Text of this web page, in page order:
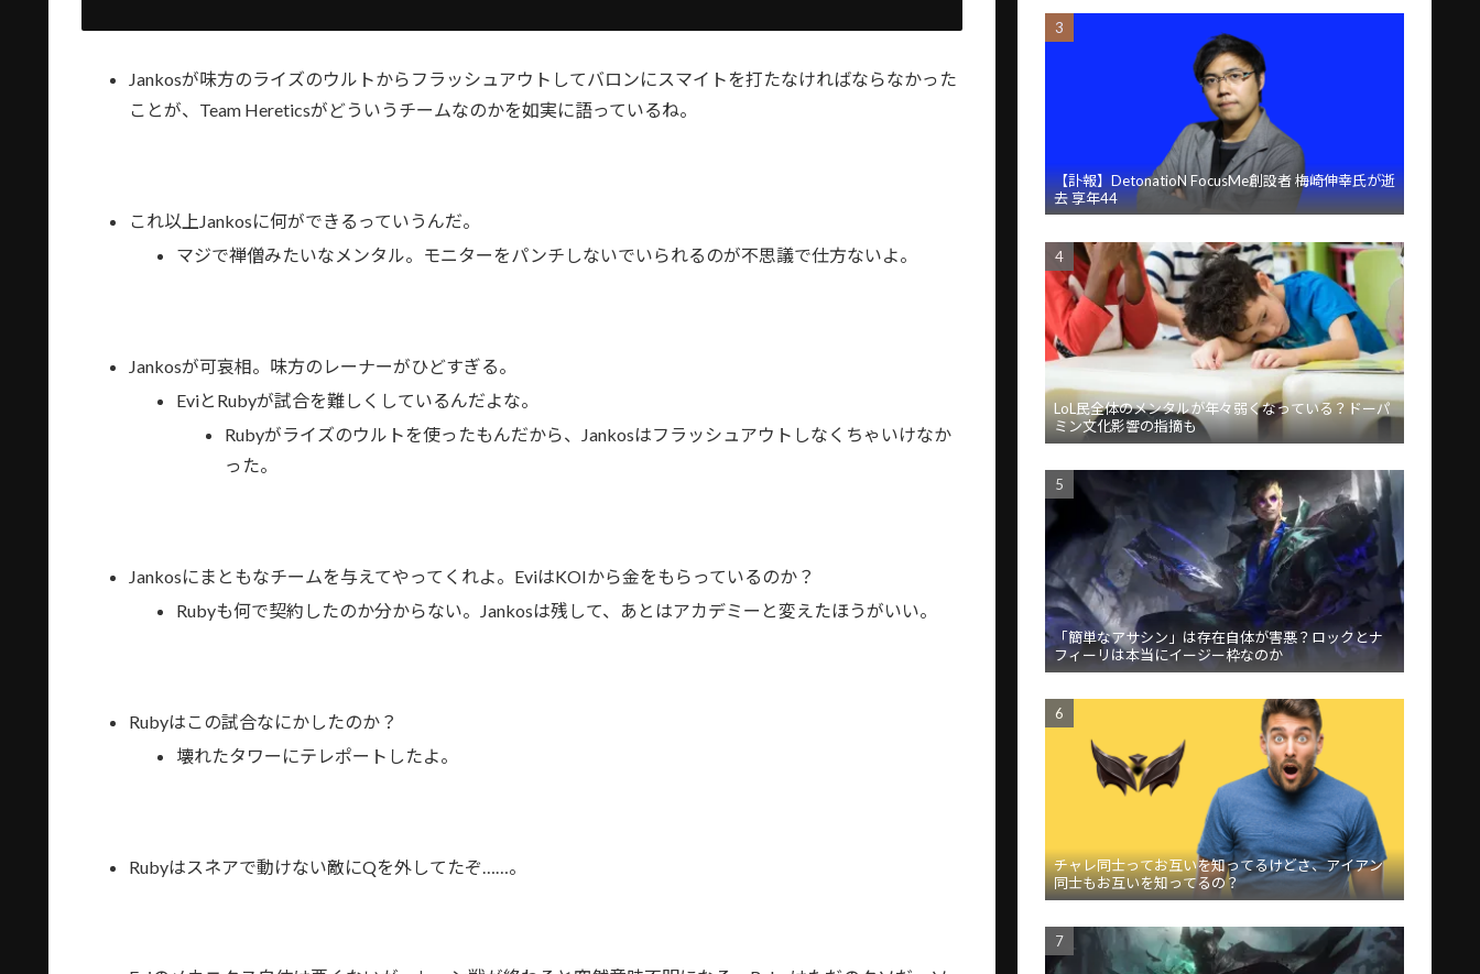
Jankosが味方のライズのウルトからフラッシュアウトしてバロンにスマイトを打たなければならなかった
ことが、Team Hereticsがどういうチームなのかを如実に語っているね。
これ以上Jankosに何ができるっていうんだ。
マジで禅僧みたいなメンタル。モニターをパンチしないでいられるのが不思議で仕方ないよ。
Jankosが可哀相。味方のレーナーがひどすぎる。
EviとRubyが試合を難しくしているんだよな。
Rubyがライズのウルトを使ったもんだから、Jankosはフラッシュアウトしなくちゃいけなか
った。
Jankosにまともなチームを与えてやってくれよ。EviはKOIから金をもらっているのか？
Rubyも何で契約したのか分からない。Jankosは残して、あとはアカデミーと変えたほうがいい。
Rubyはこの試合なにかしたのか？
壊れたタワーにテレポートしたよ。
Rubyはスネアで動けない敵にQを外してたぞ……。
【訃報】DetonatioN FocusMe創設者 梅崎伸幸氏が逝
去 享年44
LoL民全体のメンタルが年々弱くなっている？ドーパ
ミン文化影響の指摘も
「簡単なアサシン」は存在自体が害悪？ロックとナ
フィーリは本当にイージー枠なのか
チャレ同士ってお互いを知ってるけどさ、アイアン
同士もお互いを知ってるの？